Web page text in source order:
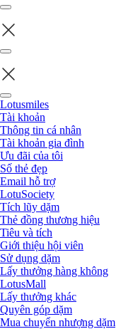
Lotusmiles
Tài khoản
Thông tin cá nhân
Tài khoản gia đình
Ưu đãi của tôi
Số thẻ đẹp
Email hỗ trợ
LotuSociety
Tích lũy dặm
Thẻ đồng thương hiệu
Tiêu và tích
Giới thiệu hội viên
Sử dụng dặm
Lấy thưởng hàng không
LotusMall
Lấy thưởng khác
Quyên góp dặm
Mua chuyển nhượng dặm